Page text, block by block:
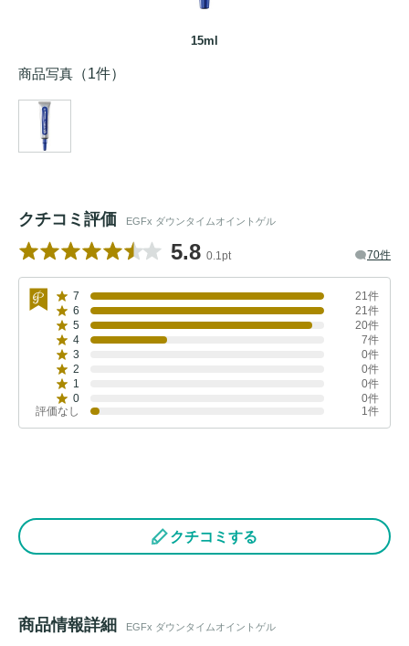
15ml
商品写真 （1件）
クチコミ評価 EGFx ダウンタイムオイントゲル
5.8 0.1pt 70件
7
21件
6
21件
5
20件
4
7件
3
0件
2
0件
1
0件
0
0件
評価なし
1件
クチコミする
商品情報詳細 EGFx ダウンタイムオイントゲル